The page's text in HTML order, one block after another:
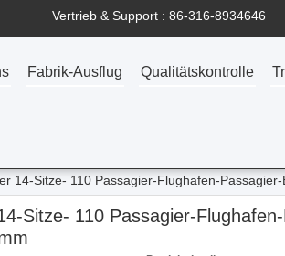
Vertrieb & Support : 86-316-8934646
Fabrik-Ausflug Qualitätskontrolle
14-Sitze- 110 Passagier-Flughafen-
Sitze- 110 Passagier-